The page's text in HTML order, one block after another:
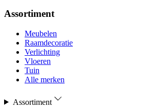
Assortiment
Meubelen
Raamdecoratie
Verlichting
Vloeren
Tuin
Alle merken
Assortiment